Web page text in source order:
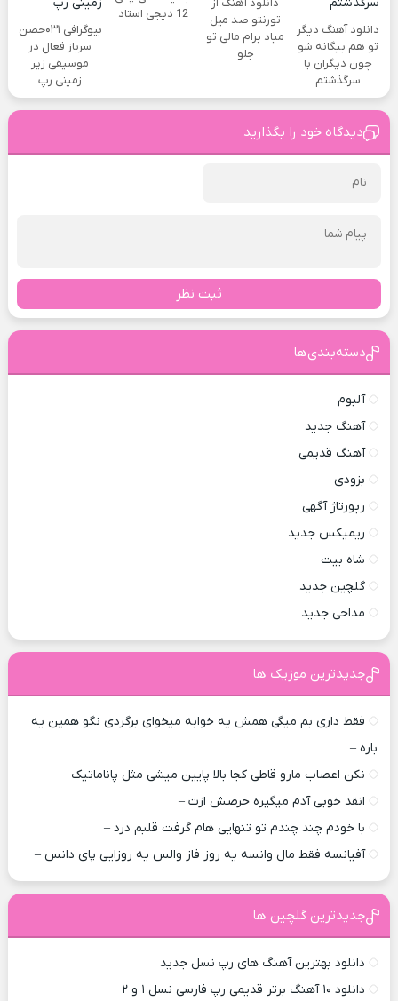
دانلود آهنگ دیگر
تو هم بیگانه شو
چون دیگران با
سرگذشتم
دانلود آهنگ از
تورنتو صد میل
میاد برام مالی تو
جلو
12 دیجی استاد
بیوگرافی ۰۳۱حصن
سرباز فعال در
موسیقی زیر
زمینی رپ
دیدگاه خود را بگذارید
ثبت نظر
دسته‌بندی‌ها
آلبوم
آهنگ جدید
آهنگ قدیمی
بزودی
رپورتاژ آگهی
ریمیکس جدید
شاه بیت
گلچین جدید
مداحی جدید
جدیدترین موزیک ها
فقط داری بم میگی همش یه خوابه میخوای برگردی نگو همین یه
باره –
نکن اعصاب مارو قاطی کجا بالا پایین میشی مثل پاناماتیک –
انقد خوبی آدم میگیره حرصش ازت –
با خودم چند چندم تو تنهایی هام گرفت قلبم درد –
آفیانسه فقط مال وانسه یه روز فاز والس یه روزایی پای دانس –
جدیدترین گلچین ها
دانلود بهترین آهنگ های رپ نسل جدید
دانلود ۱۰ آهنگ برتر قدیمی رپ فارسی نسل ۱ و ۲